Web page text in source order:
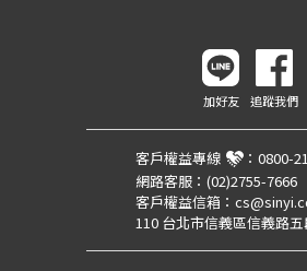
加好友 追蹤我們
客戶權益專線 ： 0800-
網路客服： (02)2755-7666
客戶權益信箱：
110 台北市信義區信義路